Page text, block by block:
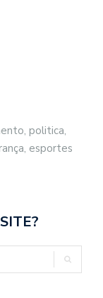
politica,
esportes